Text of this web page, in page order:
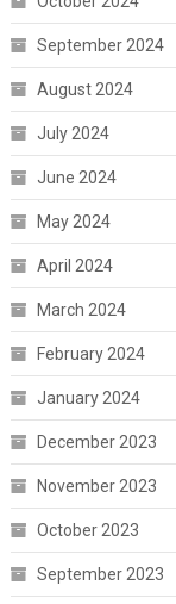
September 2024
August 2024
July 2024
June 2024
May 2024
April 2024
March 2024
February 2024
January 2024
December 2023
November 2023
October 2023
September 2023